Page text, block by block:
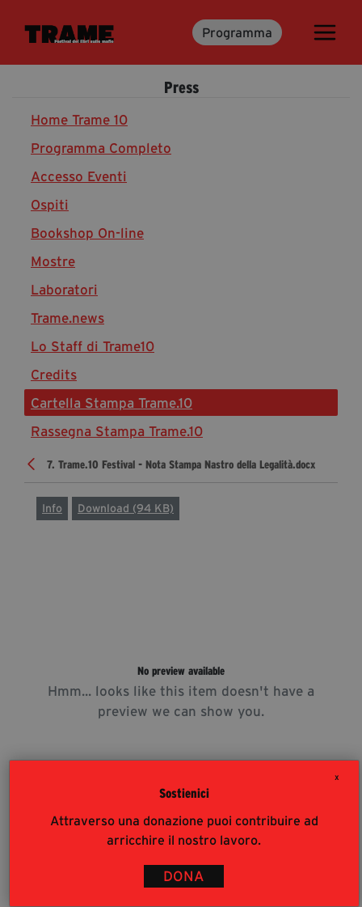
X
Sostienici
Attraverso una donazione puoi contribuire ad
arricchire il nostro lavoro.
DONA
Programma
Trame.15
Libri | Trame.15
Media & Press
News & Kit
Accrediti Stampa | Trame.15
Cartella Stampa
Rassegna Stampa
Partecipa
Diventa Partner
Sostienici
Fondazione Trame
La fondazione 2025
Contatti
info@tramefestival.it
Press
7. Trame.10 Festival - Nota Stampa Nastro della Legalità.docx
Info Download (94 KB)
No preview available
Hmm... looks like this item doesn't have a
preview we can show you.
Accrediti Stampa
Accrediti Stampa. L'accesso al festival ai
pubblico (https://www.tramefestival.it/accesso-
Home Trame 10
Programma Completo
Accesso Eventi
Ospiti
Bookshop On-line
Mostre
Laboratori
Trame.news
Lo Staff di Trame10
Credits
Cartella Stampa Trame.10
Rassegna Stampa Trame.10